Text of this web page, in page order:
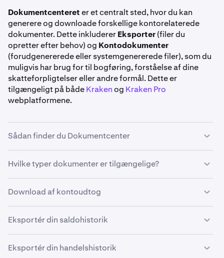
Dokumentcentereter et centralt sted, hvor du kan
generere og downloade forskellige kontorelaterede
dokumenter. Dette inkludererEksporter(filer du
opretter efter behov) og Kontodokumenter
(forudgenererede eller systemgenererede filer), som du
muligvis har brug for til bogføring, forståelse af dine
skatteforpligtelser eller andre formål. Dette er
tilgængeligt på bådeKrakenog Kraken Pro
webplatformene.
Sådan finder du Dokumentcenter
Hvilke typer dokumenter er tilgængelige?
Download af kontoudtog
1 Log indpå din konto på Kraken.
hjørne. Klik derefter påDokumenter.
Eksportér din saldohistorik
1 Log indpå din konto på Kraken.
Eksportér din handelshistorik